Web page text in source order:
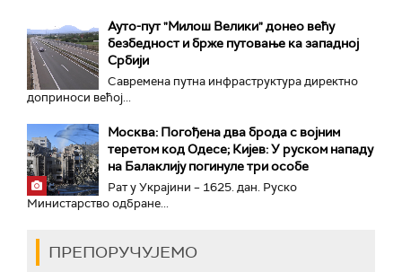
Ауто-пут "Милош Велики" донео већу
безбедност и брже путовање ка западној
Србији
Савремена путна инфраструктура директно
доприноси већој...
Москва: Погођена два брода с војним
теретом код Одесе; Кијев: У руском нападу
на Балаклију погинуле три особе
Рат у Украјини – 1625. дан. Руско
Министарство одбране...
ПРЕПОРУЧУЈЕМО